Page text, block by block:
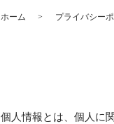
ホーム プライバシー
個人情報とは、個人に